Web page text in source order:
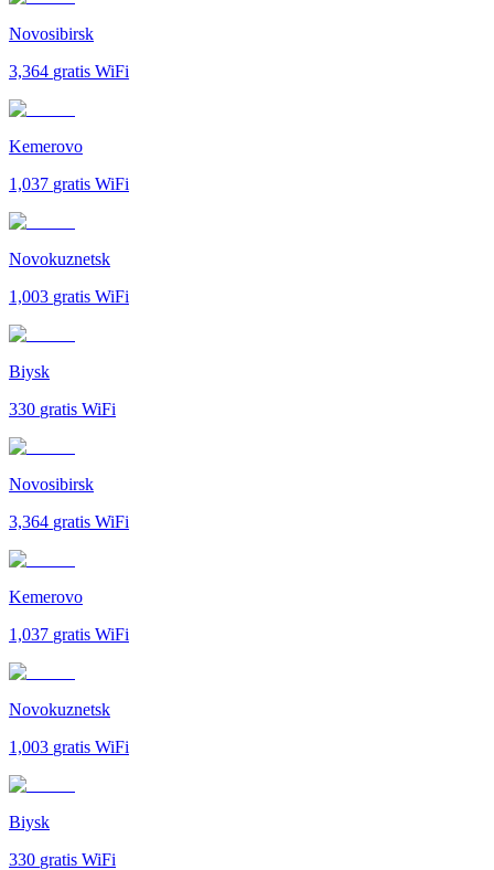
Novosibirsk
3,364 gratis WiFi
Kemerovo
1,037 gratis WiFi
Novokuznetsk
1,003 gratis WiFi
Biysk
330 gratis WiFi
Novosibirsk
3,364 gratis WiFi
Kemerovo
1,037 gratis WiFi
Novokuznetsk
1,003 gratis WiFi
Biysk
330 gratis WiFi